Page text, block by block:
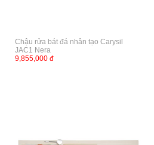
Chậu rửa bát đá nhân tạo Carysil
JAC1 Nera
9,855,000 đ